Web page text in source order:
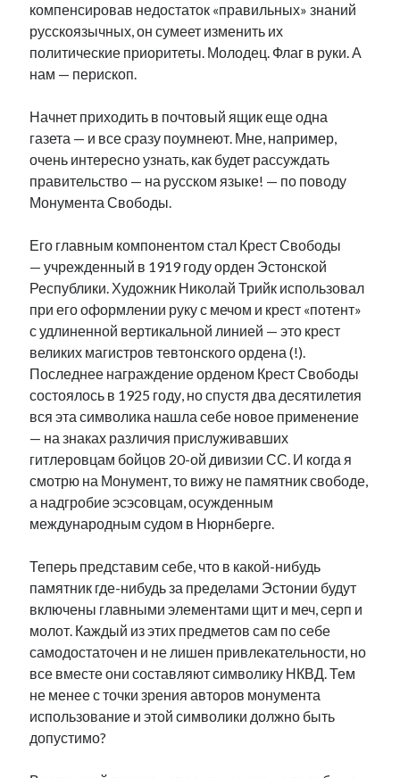
Михаил Стальнухин:
mstalnuhhin@gmail.com
Отзывы и предложения по блогу:
компенсировав недостаток «правильных» знаний
русскоязычных, он сумеет изменить их
политические приоритеты. Молодец. Флаг в руки. А
нам — перископ.
Начнет приходить в почтовый ящик еще одна
газета — и все сразу поумнеют. Мне, например,
очень интересно узнать, как будет рассуждать
правительство — на русском языке! — по поводу
Монумента Свободы.
Его главным компонентом стал Крест Свободы
— учрежденный в 1919 году орден Эстонской
Республики. Художник Николай Трийк использовал
при его оформлении руку с мечом и крест «потент»
с удлиненной вертикальной линией — это крест
великих магистров тевтонского ордена (!).
Последнее награждение орденом Крест Свободы
состоялось в 1925 году, но спустя два десятилетия
вся эта символика нашла себе новое применение
— на знаках различия прислуживавших
гитлеровцам бойцов 20-ой дивизии СС. И когда я
смотрю на Монумент, то вижу не памятник свободе,
а надгробие эсэсовцам, осужденным
международным судом в Нюрнберге.
Теперь представим себе, что в какой-нибудь
памятник где-нибудь за пределами Эстонии будут
включены главными элементами щит и меч, серп и
молот. Каждый из этих предметов сам по себе
самодостаточен и не лишен привлекательности, но
все вместе они составляют символику НКВД. Тем
не менее с точки зрения авторов монумента
использование и этой символики должно быть
допустимо?